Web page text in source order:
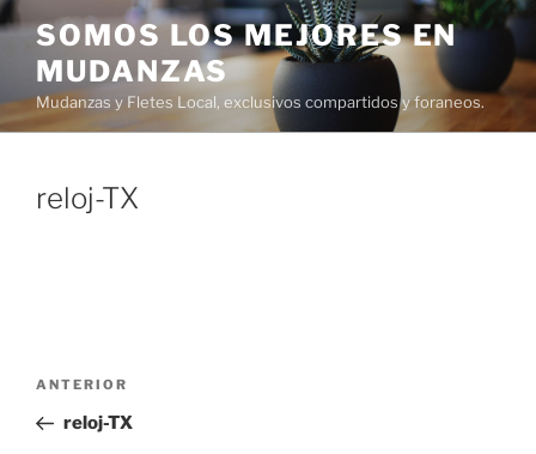
Ir
contenido
SOMOS LOS MEJORES EN
MUDANZAS
Mudanzas y Fletes Local, exclusivos compartidos y foraneos.
reloj-TX
Navegación
entradas
Entrada
anterior:
ANTERIOR
reloj-TX